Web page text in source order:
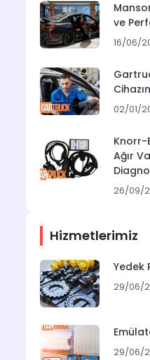
ve
16/06/
02/01/
Knorr-
Ağır
26/09/
Hizmetlerimiz
Yedek
29/06/
29/06/